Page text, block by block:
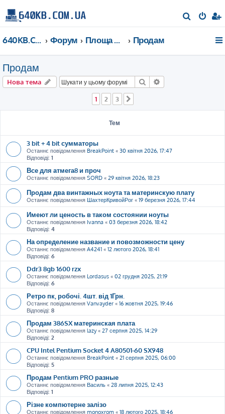
о
640KB.COM.UA Форум Площа Ринок Продам
Продам
Нова тема Пошук
1 2 3
Тем
3 bit + 4 bit сумматоры
Останнє повідомлення BreakPoint « 30 квітня 2026, 17:47
Відповіді: 1
Все для атмега8 и проч
Останнє повідомлення SORD « 29 квітня 2026, 18:23
Продам два винтажных ноута та материнскую плату
Останнє повідомлення ШахтерКривойРог « 19 березня 2026, 17:44
Имеют ли ценость в таком состоянии ноуты
Останнє повідомлення Ivanna « 03 березня 2026, 18:42
Відповіді: 4
На определение название и повозможности цену
Останнє повідомлення A4241 « 12 лютого 2026, 18:41
Відповіді: 6
Ddr3 8gb 1600 rzx
Останнє повідомлення Lordasus « 02 грудня 2025, 21:19
Відповіді: 6
Ретро пк, робочі. 4шт. від 1Грн.
Останнє повідомлення Vanvayder « 16 жовтня 2025, 19:46
Відповіді: 8
Продам 386SX материнская плата
Останнє повідомлення lazy« 27 серпня 2025, 14:29
Відповіді: 2
CPU Intel Pentium Socket 4 A80501-60 SX948
Останнє повідомлення BreakPoint « 21 серпня 2025, 06:00
Відповіді: 5
Продам Pentium PRO разные
Останнє повідомлення Василь « 28 липня 2025, 12:43
Відповіді: 1
Різне компютерне залізо
Останнє повідомлення monoxrom « 18 лютого 2025, 18:46